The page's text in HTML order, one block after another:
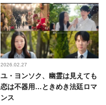
2026.02.27
ユ・ヨンソク、幽霊は見えても
恋は不器用…ときめき法廷ロマ
ンス